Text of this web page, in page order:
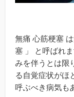
無痛 心筋梗塞
塞 」 と呼ばれ
みを伴うとは限
る自覚症状がほ
呼ぶべき病気も